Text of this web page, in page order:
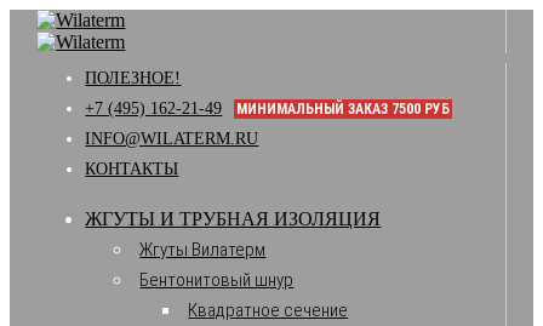
ПОЛЕЗНОЕ!
+7 (495) 162-21-49
МИНИМАЛЬНЫЙ ЗАКАЗ 7500 РУБ
INFO@WILATERM.RU
КОНТАКТЫ
ЖГУТЫ И ТРУБНАЯ ИЗОЛЯЦИЯ
Жгуты Вилатерм
Бентонитовый шнур
Квадратное сечение